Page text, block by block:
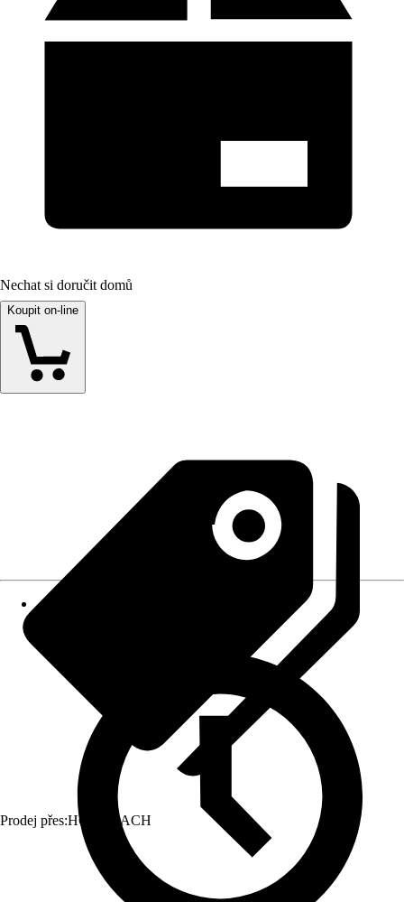
Nechat si doručit domů
Koupit on-line
Prodej přes:HORNBACH